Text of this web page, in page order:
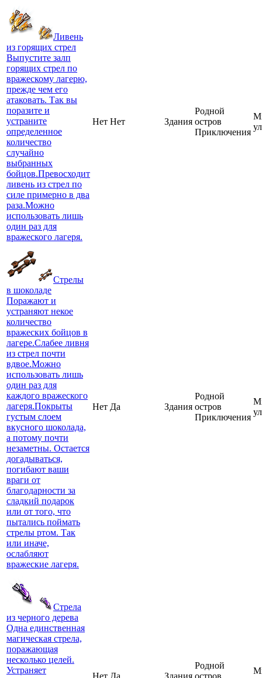
Ливень
из горящих стрел
Выпустите залп
горящих стрел по
вражескому лагерю,
прежде чем его
атаковать. Так вы
поразите и
устраните
определенное
количество
случайно
выбранных
бойцов.Превосходит
ливень из стрел по
силе примерно в два
раза.Можно
использовать лишь
один раз для
вражеского лагеря.
Нет Нет Здания
Родной
остров
Приключения
Стрелы
в шоколаде
Поражают и
устраняют некое
количество
вражеских бойцов в
лагере.Слабее ливня
из стрел почти
вдвое.Можно
использовать лишь
один раз для
каждого вражеского
лагеря.Покрыты
густым слоем
вкусного шоколада,
а потому почти
незаметны. Остается
догадываться,
погибают ваши
враги от
благодарности за
сладкий подарок
или от того, что
пытались поймать
стрелы ртом. Так
или иначе,
ослабляют
вражеские лагеря.
Нет Да Здания
Родной
остров
Приключения
Стрела
из черного дерева
Одна единственная
магическая стрела,
поражающая
несколько целей.
Устраняет
Родной